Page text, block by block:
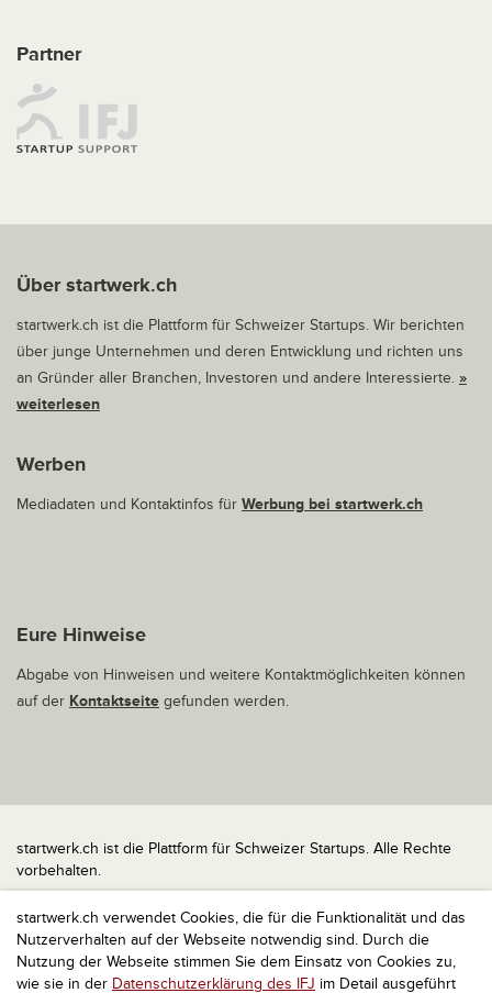
startwerk.ch verwendet Cookies, die für die Funktionalität und das
Nutzerverhalten auf der Webseite notwendig sind. Durch die
Nutzung der Webseite stimmen Sie dem Einsatz von Cookies zu,
wie sie in der Datenschutzerklärung des IFJ im Detail ausgeführt
Partner
Über startwerk.ch
startwerk.ch ist die Plattform für Schweizer Startups. Wir berichten
über junge Unternehmen und deren Entwicklung und richten uns
an Gründer aller Branchen, Investoren und andere Interessierte. »
weiterlesen
Werben
Mediadaten und Kontaktinfos für Werbung bei startwerk.ch
Eure Hinweise
Abgabe von Hinweisen und weitere Kontaktmöglichkeiten können
auf der Kontaktseite gefunden werden.
startwerk.ch ist die Plattform für Schweizer Startups. Alle Rechte
vorbehalten.
Impressum
Kontakt
nach oben